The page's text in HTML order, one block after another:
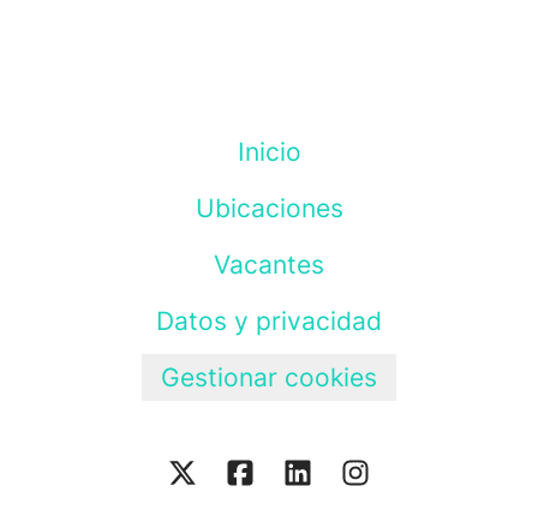
Inicio
Ubicaciones
Vacantes
Datos y privacidad
Gestionar cookies